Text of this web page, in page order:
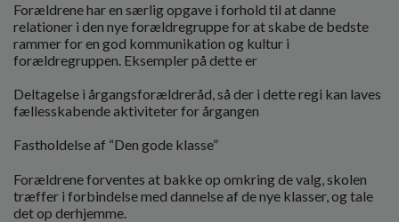
Forældrene har en særlig opgave i forhold til at danne
relationer i den nye forældregruppe for at skabe de bedste
rammer for en god kommunikation og kultur i
forældregruppen. Eksempler på dette er
Deltagelse i årgangsforældreråd, så der i dette regi kan laves
fællesskabende aktiviteter for årgangen
Fastholdelse af “Den gode klasse”
Forældrene forventes at bakke op omkring de valg, skolen
træffer i forbindelse med dannelse af de nye klasser, og tale
det op derhjemme.